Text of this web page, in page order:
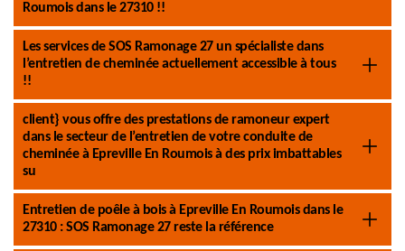
Roumois dans le 27310 !!
Les services de SOS Ramonage 27 un spécialiste dans
l’entretien de cheminée actuellement accessible à tous
!!
client} vous offre des prestations de ramoneur expert
dans le secteur de l’entretien de votre conduite de
cheminée à Epreville En Roumois à des prix imbattables
su
Entretien de poêle à bois à Epreville En Roumois dans le
27310 : SOS Ramonage 27 reste la référence